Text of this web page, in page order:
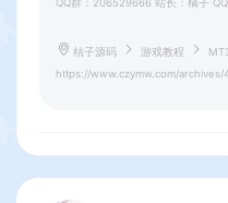
QQ群：206529666 站长：橘子
桔子源码 游戏教程
https://www.czymw.com/archives/